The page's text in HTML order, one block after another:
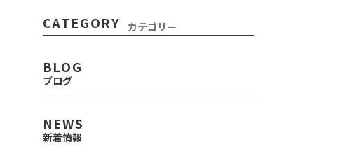
審美治療
訪問診療
CATEGORY カテゴリー
BLOG
ブログ
NEWS
新着情報